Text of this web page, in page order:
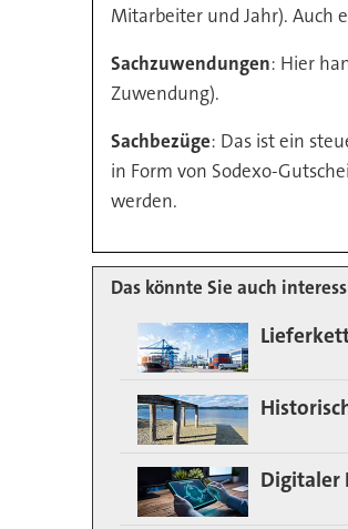
Mitarbeiter und Jahr). Auch
Sachzuwendungen: Hier
Zuwendung).
Sachbezüge: Das ist ein
in Form von Sodexo-
werden.
Das könnte Sie auch
Digitaler